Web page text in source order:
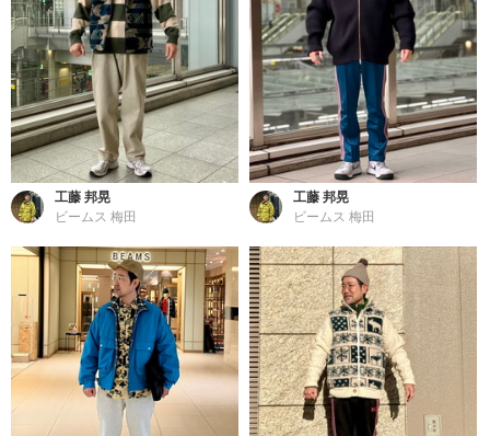
工藤 邦晃
ビームス 梅田
工藤 邦晃
ビームス 梅田